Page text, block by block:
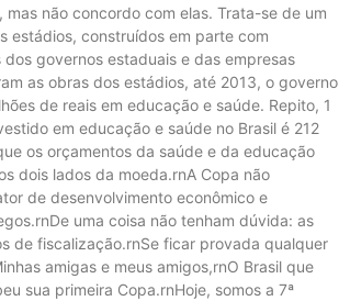
não concordo com elas. Trata-se de um
estádios, construídos em parte com
governos estaduais e das empresas
as obras dos estádios, até 2013, o governo
de reais em educação e saúde. Repito, 1
em educação e saúde no Brasil é 212
os orçamentos da saúde e da educação
dois lados da moeda.rnA Copa não
de desenvolvimento econômico e
uma coisa não tenham dúvida: as
de fiscalização.rnSe ficar provada qualquer
amigas e meus amigos,rnO Brasil que
sua primeira Copa.rnHoje, somos a 7ª